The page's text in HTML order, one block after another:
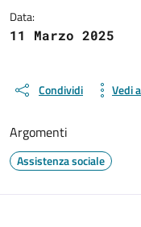
Data:
11 Marzo 2025
Condividi Vedi
Argomenti
Assistenza sociale